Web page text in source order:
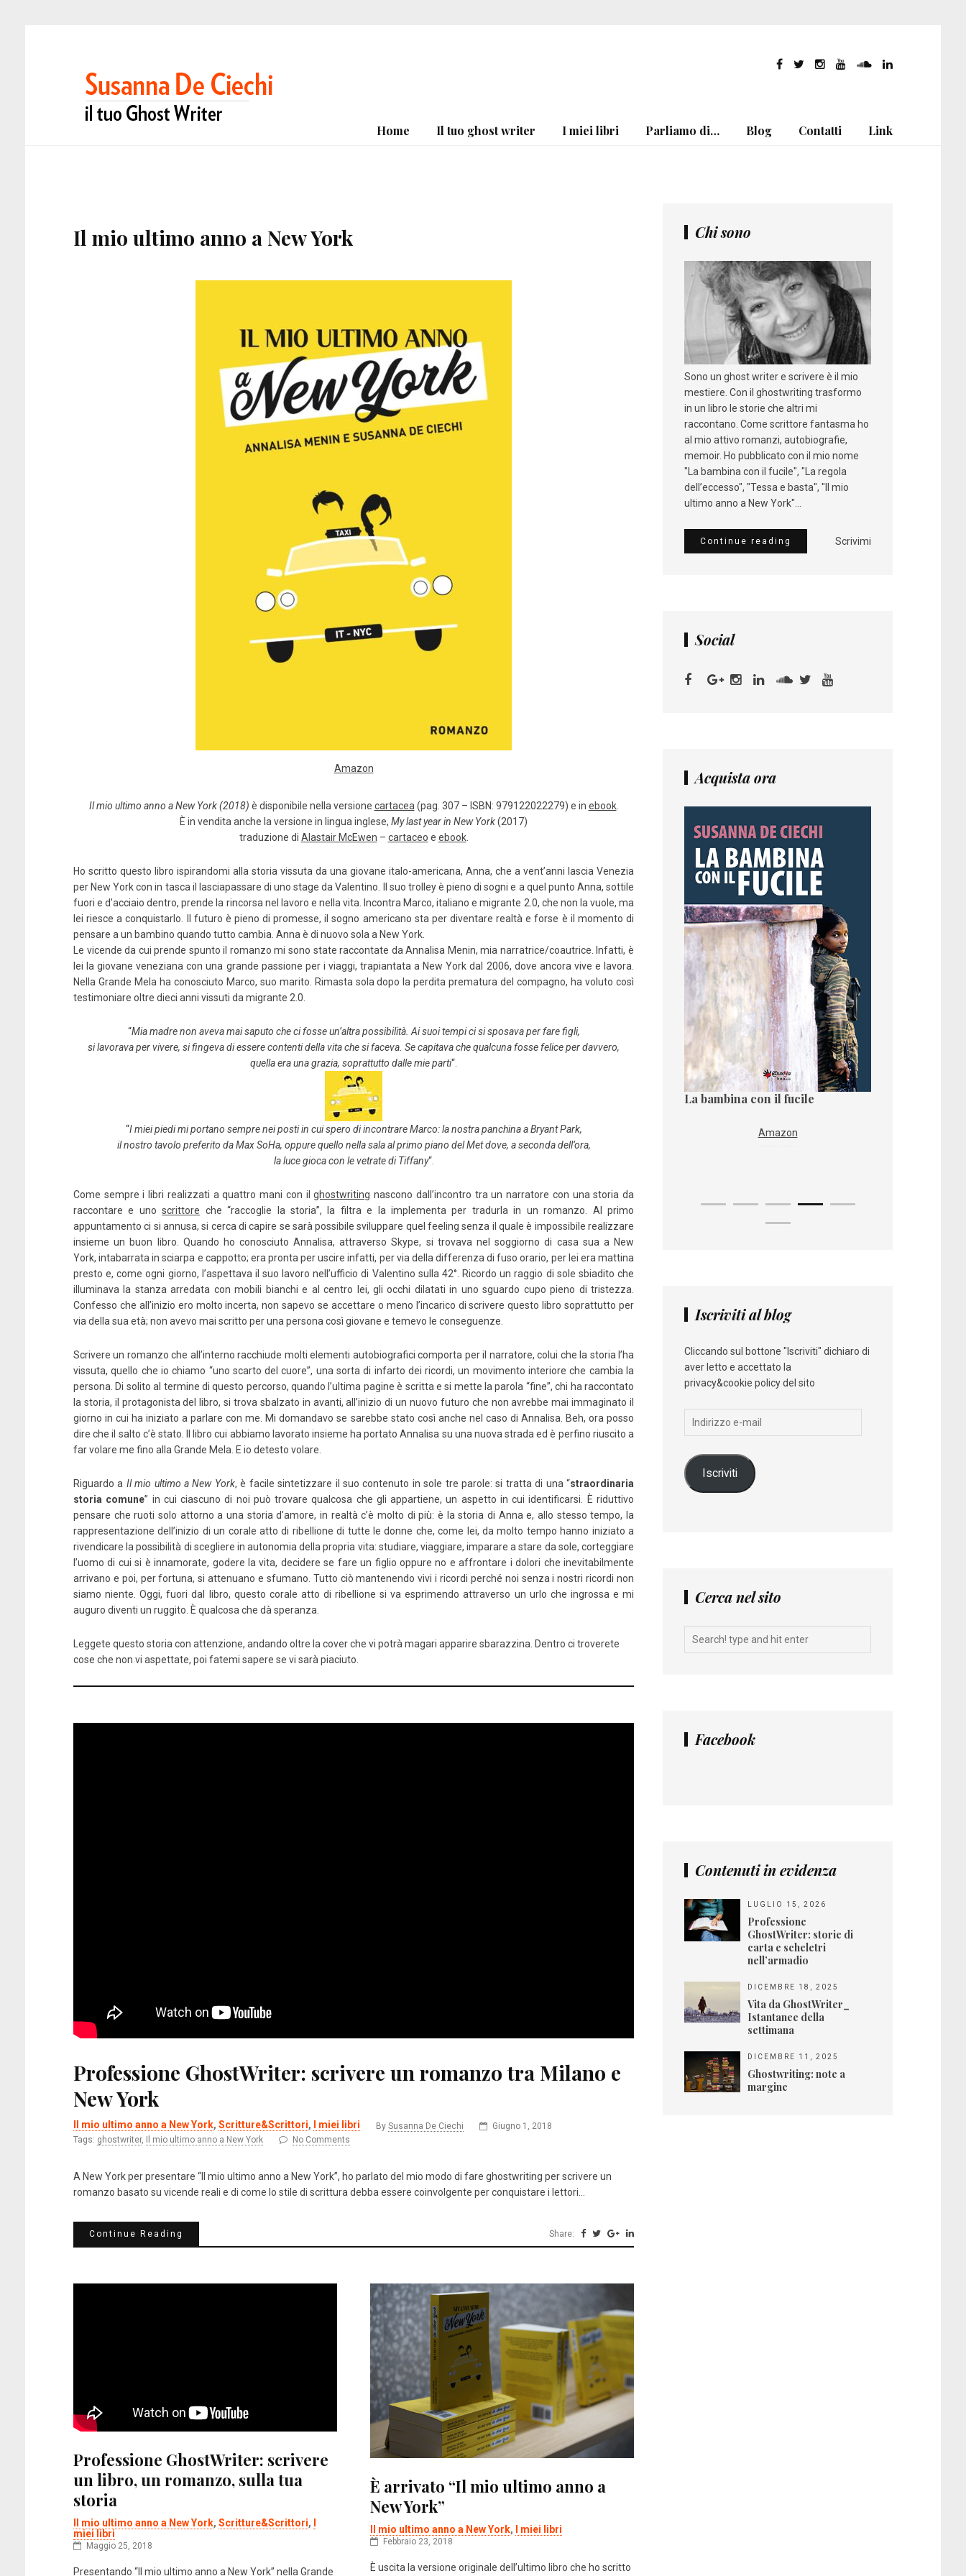
Home Il tuo ghost writer I miei libri Parliamo di… Blog Contatti Link
Il mio ultimo anno a New York
Amazon
Il mio ultimo anno a New York (2018) è disponibile nella versione cartacea (pag. 307 – ISBN: 979122022279) e in ebook.
È in vendita anche la versione in lingua inglese, My last year in New York(2017)
traduzione di Alastair McEwen – cartaceo e ebook.
Ho scritto questo libro ispirandomi alla storia vissuta da una giovane italo-americana, Anna, che a vent’anni lascia Venezia
per New York con in tasca il lasciapassare di uno stage da Valentino. Il suo trolley è pieno di sogni e a quel punto Anna, sottile
fuori e d’acciaio dentro, prende la rincorsa nel lavoro e nella vita. Incontra Marco, italiano e migrante 2.0, che non la vuole, ma
lei riesce a conquistarlo. Il futuro è pieno di promesse, il sogno americano sta per diventare realtà e forse è il momento di
pensare a un bambino quando tutto cambia. Anna è di nuovo sola a New York.
Le vicende da cui prende spunto il romanzo mi sono state raccontate da Annalisa Menin, mia narratrice/coautrice. Infatti, è
lei la giovane veneziana con una grande passione per i viaggi, trapiantata a New York dal 2006, dove ancora vive e lavora.
Nella Grande Mela ha conosciuto Marco, suo marito. Rimasta sola dopo la perdita prematura del compagno, ha voluto così
testimoniare oltre dieci anni vissuti da migrante 2.0.
“Mia madre non aveva mai saputo che ci fosse un’altra possibilità. Ai suoi tempi ci si sposava per fare figli,
si lavorava per vivere, si fingeva di essere contenti della vita che si faceva. Se capitava che qualcuna fosse felice per davvero,
quella era una grazia, soprattutto dalle mie parti“.
“I miei piedi mi portano sempre nei posti in cui spero di incontrare Marco: la nostra panchina a Bryant Park,
il nostro tavolo preferito da Max SoHa, oppure quello nella sala al primo piano del Met dove, a seconda dell’ora,
la luce gioca con le vetrate di Tiffany“.​
Come sempre i libri realizzati a quattro mani con ilghostwriting nascono dall’incontro tra un narratore con una storia da
raccontare e unoscrittore che “raccoglie la storia”, la filtra e la implementa per tradurla in un romanzo. Al primo
appuntamento ci si annusa, si cerca di capire se sarà possibile sviluppare quel feeling senza il quale è impossibile realizzare
insieme un buon libro. Quando ho conosciuto Annalisa, attraverso Skype, si trovava nel soggiorno di casa sua a New
York, intabarrata in sciarpa e cappotto; era pronta per uscire infatti, per via della differenza di fuso orario, per lei era mattina
presto e, come ogni giorno, l’aspettava il suo lavoro nell’ufficio di Valentino sulla 42°. Ricordo un raggio di sole sbiadito che
illuminava la stanza arredata con mobili bianchi e al centro lei, gli occhi dilatati in uno sguardo cupo pieno di tristezza.
Confesso che all’inizio ero molto incerta, non sapevo se accettare o meno l’incarico di scrivere questo libro soprattutto per
via della sua età; non avevo mai scritto per una persona così giovane e temevo le conseguenze.
Scrivere un romanzo che all’interno racchiude molti elementi autobiografici comporta per il narratore, colui che la storia l’ha
vissuta, quello che io chiamo “uno scarto del cuore”, una sorta di infarto dei ricordi, un movimento interiore che cambia la
persona. Di solito al termine di questo percorso, quando l’ultima pagine è scritta e si mette la parola “fine”, chi ha raccontato
la storia, il protagonista del libro, si trova sbalzato in avanti, all’inizio di un nuovo futuro che non avrebbe mai immaginato il
giorno in cui ha iniziato a parlare con me. Mi domandavo se sarebbe stato così anche nel caso di Annalisa. Beh, ora posso
dire che il salto c’è stato. Il libro cui abbiamo lavorato insieme ha portato Annalisa su una nuova strada ed è perfino riuscito a
far volare me fino alla Grande Mela. E io detesto volare.
Riguardo a Il mio ultimo a New York, è facile sintetizzare il suo contenuto in sole tre parole: si tratta di una “straordinaria
storia comune” in cui ciascuno di noi può trovare qualcosa che gli appartiene, un aspetto in cui identificarsi. È riduttivo
pensare che ruoti solo attorno a una storia d’amore, in realtà c’è molto di più: è la storia di Anna e, allo stesso tempo, la
rappresentazione dell’inizio di un corale atto di ribellione di tutte le donne che, come lei, da molto tempo hanno iniziato a
rivendicare la possibilità di scegliere in autonomia della propria vita: studiare, viaggiare, imparare a stare da sole, corteggiare
l’uomo di cui si è innamorate, godere la vita, decidere se fare un figlio oppure no e affrontare i dolori che inevitabilmente
arrivano e poi, per fortuna, si attenuano e sfumano. Tutto ciò mantenendo vivi i ricordi perché noi senza i nostri ricordi non
siamo niente. Oggi, fuori dal libro, questo corale atto di ribellione si va esprimendo attraverso un urlo che ingrossa e mi
auguro diventi un ruggito. È qualcosa che dà speranza.
Leggete questo storia con attenzione, andando oltre la cover che vi potrà magari apparire sbarazzina. Dentro ci troverete
cose che non vi aspettate, poi fatemi sapere se vi sarà piaciuto.
Professione GhostWriter: scrivere un romanzo tra Milano e
New York
Il mio ultimo anno a New York, Scritture&Scrittori, I miei libri By Susanna De Ciechi
Giugno 1, 2018
Tags: ghostwriter, Il mio ultimo anno a New York No Comments
A New York per presentare “Il mio ultimo anno a New York”, ho parlato del mio modo di fare ghostwriting per scrivere un
romanzo basato su vicende reali e di come lo stile di scrittura debba essere coinvolgente per conquistare i lettori…
Continue Reading Share:
Professione GhostWriter: scrivere
un libro, un romanzo, sulla tua
storia
Il mio ultimo anno a New York, Scritture&Scrittori,
miei libri
Maggio 25, 2018
Presentando “Il mio ultimo anno a New York” nella Grande
È arrivato “Il mio ultimo anno a
New York”
Il mio ultimo anno a New York, I miei libri
Febbraio 23, 2018
È uscita la versione originale dell’ultimo libro che ho scritto
Chi sono
Sono un ghost writer e scrivere è il mio
mestiere. Con il ghostwriting trasformo
in un libro le storie che altri mi
raccontano. Come scrittore fantasma ho
al mio attivo romanzi, autobiografie,
memoir. Ho pubblicato con il mio nome
"La bambina con il fucile", "La regola
dell’eccesso", "Tessa e basta", "Il mio
ultimo anno a New York"...
Scrivimi
Continue reading
Social
Acquista ora
Amazon Mondadori Store
La Feltrinelli
Il mio ultimo anno a New York
Amazon
Amazon
La bambina con il fucile
Amazon
Iscriviti al blog
Cliccando sul bottone "Iscriviti" dichiaro di
aver letto e accettato la
privacy&cookie policy del sito
Indirizzo
Iscriviti
Cerca nel sito
Facebook
Contenuti in evidenza
LUGLIO 15, 2026
Professione
GhostWriter: storie di
carta e scheletri
nell’armadio
DICEMBRE 18, 2025
Vita da GhostWriter_
Istantanee della
settimana
DICEMBRE 11, 2025
Ghostwriting: note a
margine